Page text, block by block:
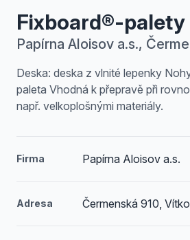
Fixboard®-
Papírna Aloisov a.s.,
Deska: deska z vlnité lepenky
paleta Vhodná k přepravě při
např. velkoplošnými materiály.
Firma Papírna Aloisov a.s.
Adresa Čermenská 910,